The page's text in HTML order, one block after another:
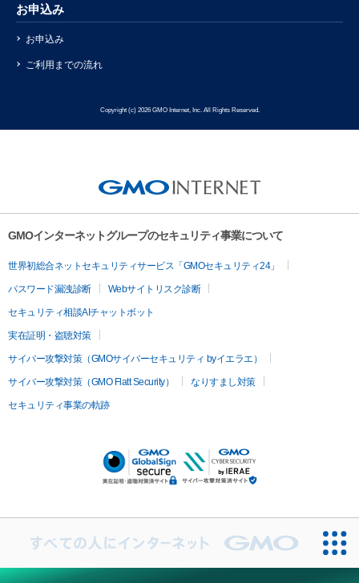
お申込み
お申込み
ご利用までの流れ
Copyright (c) 2026 GMO Internet, Inc. All Rights Reserved.
GMOインターネットグループのセキュリティ事業について
世界初総合ネットセキュリティサービス「GMOセキュリティ24」
パスワード漏洩診断 Webサイトリスク診断
セキュリティ相談AIチャットボット
実在証明・盗聴対策
サイバー攻撃対策（GMOサイバーセキュリティ byイエラエ）
サイバー攻撃対策（GMO Flatt Security） なりすまし対策
セキュリティ事業の軌跡